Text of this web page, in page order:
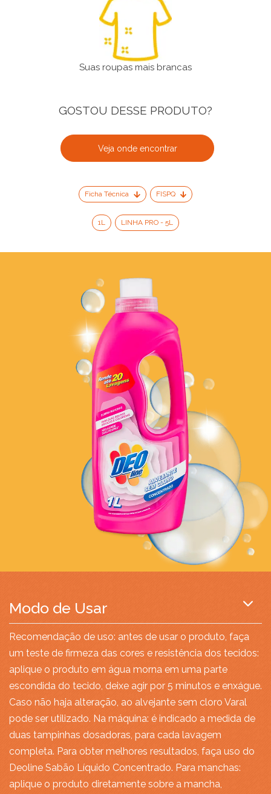
1L LINHA PRO - 5L
Suas roupas mais brancas
GOSTOU DESSE PRODUTO?
Veja onde encontrar
Ficha Técnica FISPQ
Modo de Usar
Recomendação de uso: antes de usar o produto, faça
um teste de firmeza das cores e resistência dos tecidos:
aplique o produto em água morna em uma parte
escondida do tecido, deixe agir por 5 minutos e enxágue.
Caso não haja alteração, ao alvejante sem cloro Varal
pode ser utilizado. Na máquina: é indicado a medida de
duas tampinhas dosadoras, para cada lavagem
completa. Para obter melhores resultados, faça uso do
Deoline Sabão Líquido Concentrado. Para manchas:
aplique o produto diretamente sobre a mancha,